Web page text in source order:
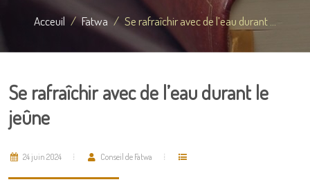
Acceuil Fatwa Se rafraîchir avec de l’eau durant ...
Se rafraîchir avec de l’eau durant le
jeûne
24 juin 2024 Conseil de Fatwa